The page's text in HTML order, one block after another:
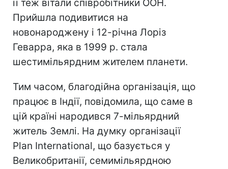
її теж вітали співробітники ООН.
Прийшла подивитися на
новонароджену і 12-річна Лоріз
Геварра, яка в 1999 р. стала
шестимільярдним жителем планети.
Тим часом, благодійна організація, що
працює в Індії, повідомила, що саме в
цій країні народився 7-мільярдний
житель Землі. На думку організації
Plan International, що базується у
Великобританії, семимільярдною